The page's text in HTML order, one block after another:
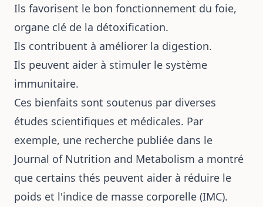
Ils favorisent le bon fonctionnement du foie,
organe clé de la détoxification.
Ils contribuent à améliorer la digestion.
Ils peuvent aider à stimuler le système
immunitaire.
Ces bienfaits sont soutenus par diverses
études scientifiques et médicales. Par
exemple, une recherche publiée dans le
Journal of Nutrition and Metabolism a montré
que certains thés peuvent aider à réduire le
poids et l'indice de masse corporelle (IMC).